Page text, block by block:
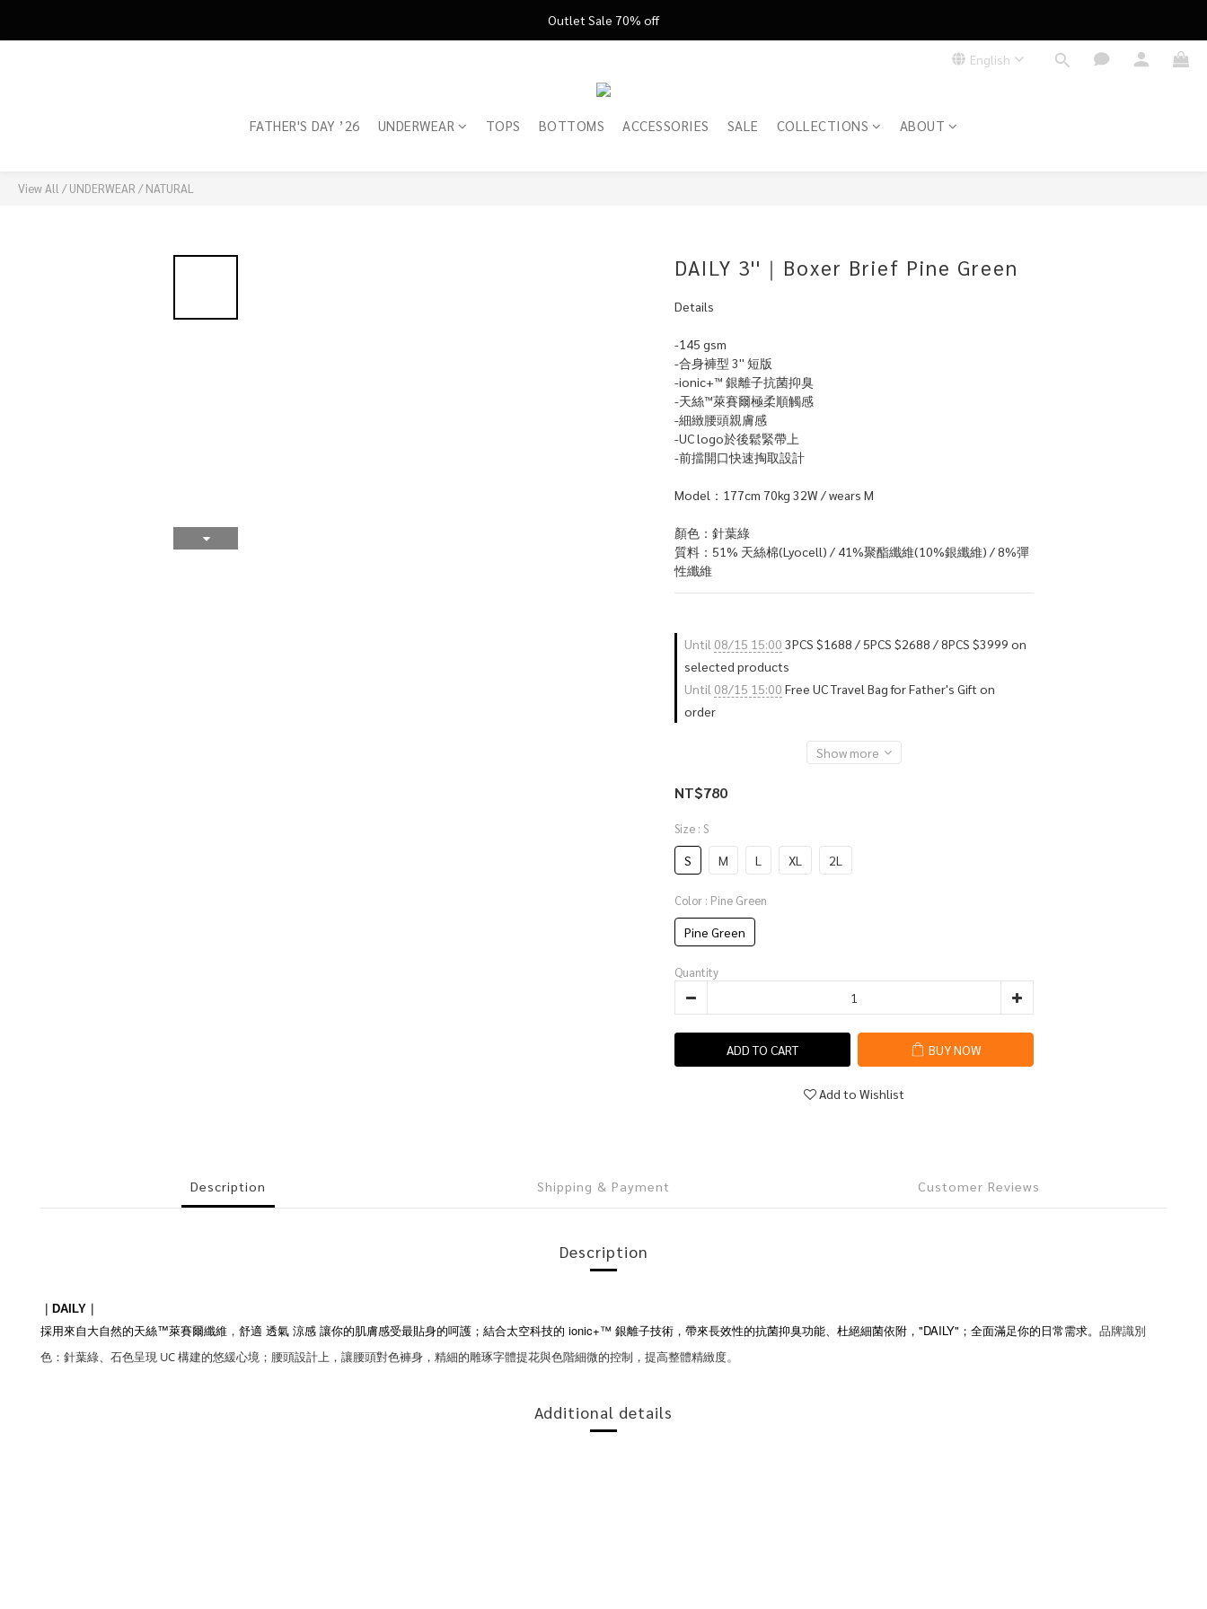
FATHER'S DAY ’26 ｜ 父親節限定盛典
Outlet Sale 70% off
English
FATHER'S DAY ’26 UNDERWEAR TOPS BOTTOMS ACCESSORIES SALE COLLECTIONS ABOUT
View All /UNDERWEAR /NATURAL
DAILY 3''｜Boxer Brief Pine Green
Details
-145 gsm
-合身褲型 3'' 短版
-ionic+™ 銀離子抗菌抑臭
-天絲™萊賽爾極柔順觸感
-細緻腰頭親膚感
-UC logo於後鬆緊帶上
-前擋開口快速掏取設計
Model：177cm 70kg 32W / wears M
顏色：針葉綠
質料：51% 天絲棉(Lyocell) / 41%聚酯纖維(10%銀纖維) / 8%彈
性纖維
Until 08/15 15:00 3PCS $1688 / 5PCS $2688 / 8PCS $3999 on
selected products
Until 08/15 15:00 Free UC Travel Bag for Father's Gift on
order
Show more
NT$780
Size : S
S M L XL 2L
Color : Pine Green
Pine Green
Quantity
ADD TO CART BUY NOW
Add to Wishlist
Description Shipping & Payment Customer Reviews
Description
DAILY
採用來自大自然的天絲™萊賽爾纖維 ， 舒適 透氣 涼感 讓你的肌膚感受最貼身的呵護； 結合太空科技的 ionic+™ 銀離子技術，帶來長效性的抗菌抑臭功能、杜絕細菌依附， "DAILY" ；全面滿足你的日常需求。 品牌識別
色：針葉綠、石色呈現 UC 構建的悠緩心境； 腰頭設計上，讓腰頭對色褲身， 精細的雕琢字體提花與色階細微的控制，提高整體精緻度。
Additional details